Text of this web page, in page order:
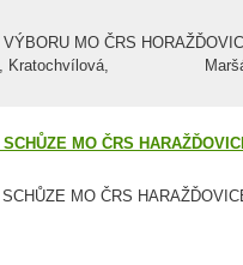
MO ČRS
Kratochvílová,
MO ČRS
SCHŮZE MO ČRS